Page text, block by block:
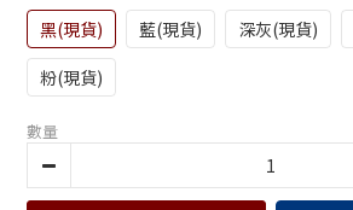
黑(現貨) 藍(現貨) 深灰(現貨)
粉(現貨)
數量